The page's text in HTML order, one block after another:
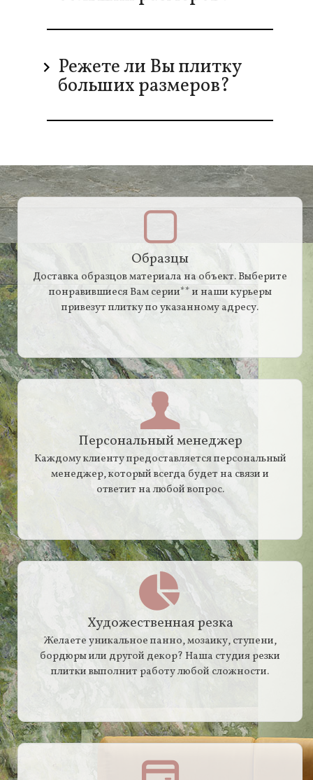
Режете ли Вы плитку
больших размеров?
Образцы
Доставка образцов материала на объект. Выберите
понравившиеся Вам серии** и наши курьеры
привезут плитку по указанному адресу.
Персональный менеджер
Каждому клиенту предоставляется персональный
менеджер, который всегда будет на связи и
ответит на любой вопрос.
Художественная резка
Желаете уникальное панно, мозаику, ступени,
бордюры или другой декор? Наша студия резки
плитки выполнит работу любой сложности.